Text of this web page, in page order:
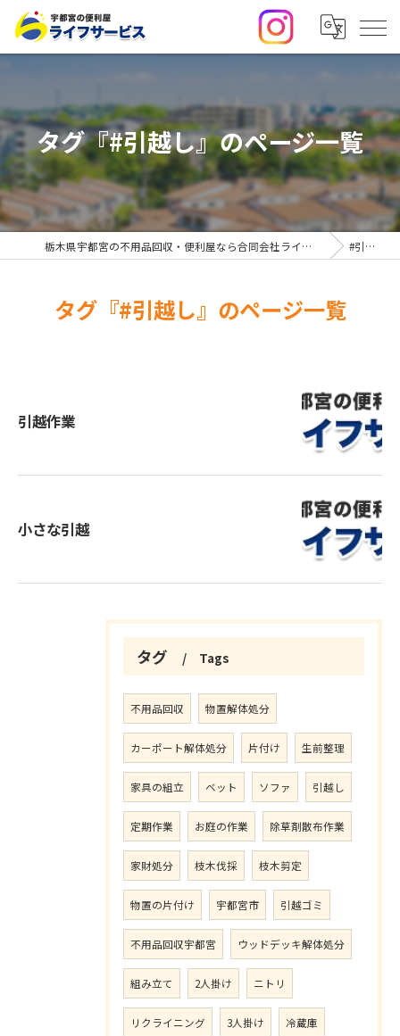
タグ『#引越し』のページ一覧
栃木県宇都宮の不用品回収・便利屋なら合同会社ライフサービス #引越し
タグ『#引越し』のページ一覧
引越作業
小さな引越
タグ Tags
不用品回収 物置解体処分
カーポート解体処分 片付け 生前整理
家具の組立 ベット ソファ 引越し
定期作業 お庭の作業 除草剤散布作業
家財処分 枝木伐採 枝木剪定
物置の片付け 宇都宮市 引越ゴミ
不用品回収宇都宮 ウッドデッキ解体処分
組み立て 2人掛け ニトリ
リクライニング 3人掛け 冷蔵庫